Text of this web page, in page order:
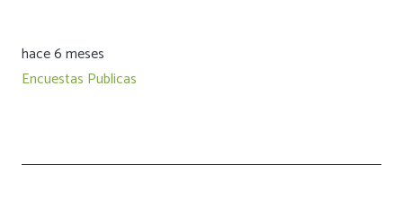
hace 6 meses
Encuestas Publicas